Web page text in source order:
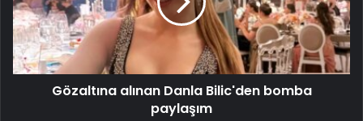
Gözaltına alınan Danla Bilic'den bomba
paylaşım